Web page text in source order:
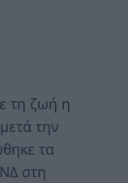
τη ζωή η
την
τα
στη